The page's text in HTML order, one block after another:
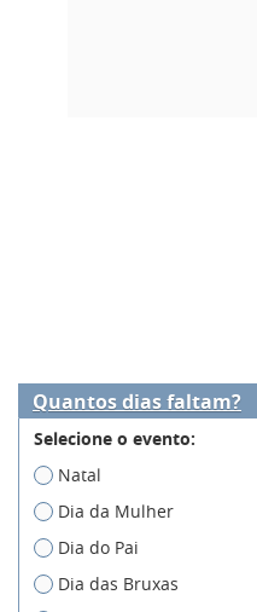
Quantos dias faltam?
Selecione o evento:
Natal
Dia da Mulher
Dia do Pai
Dia das Bruxas